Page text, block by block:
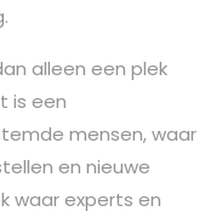
alleen een plek
is een
mensen, waar
en nieuwe
waar experts en